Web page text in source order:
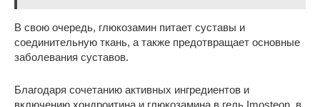
В свою очередь, глюкозамин питает суставы и
соединительную ткань, а также предотвращает основные
заболевания суставов.
Благодаря сочетанию активных ингредиентов и
включению хондроитина и глюкозамина в гель Imosteon, в